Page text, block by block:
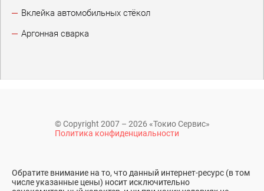
Вклейка автомобильных стёкол
Аргонная сварка
© Copyright 2007 – 2026 «Токио Сервис»
Политика конфиденциальности
Обратите внимание на то, что данный интернет-ресурс (в том
числе указанные цены) носит исключительно